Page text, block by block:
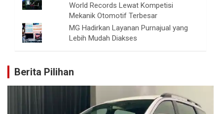
World Records Lewat Kompetisi
Mekanik Otomotif Terbesar
MG Hadirkan Layanan Purnajual yang
Lebih Mudah Diakses
Berita Pilihan